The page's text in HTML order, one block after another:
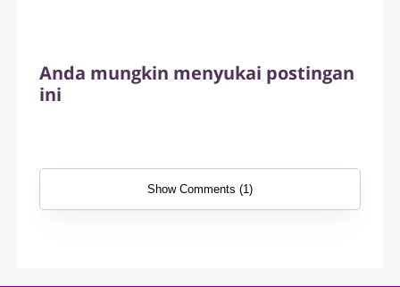
Anda mungkin menyukai postingan
ini
Show Comments (1)